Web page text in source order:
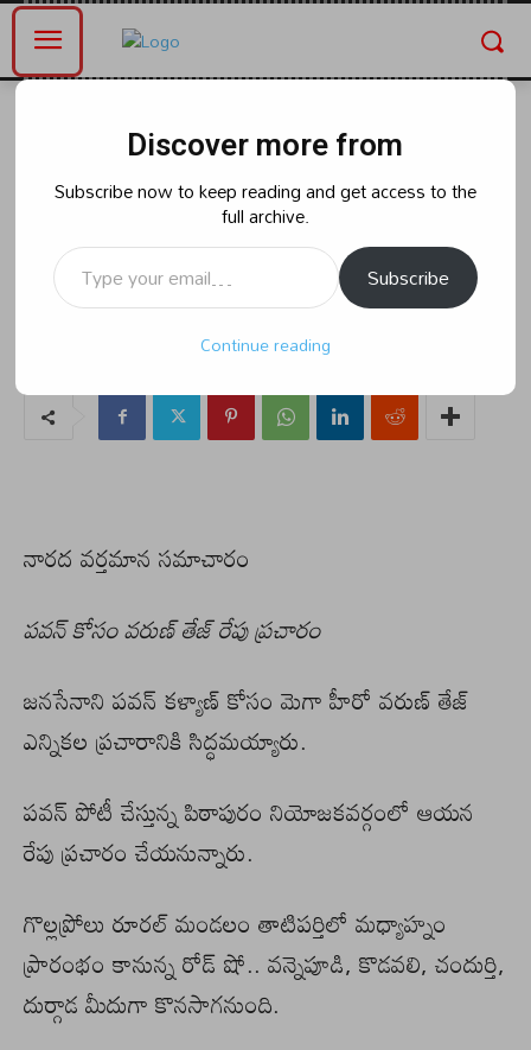
జనసేనాని పవన్ కళ్యాణ్ కోసం మెగా
హీరో వరుణ్ తేజ్ ఎన్నికల ప్రచారానికి
సిద్ధమయ్యారు.
Saturday, April 27, 2024 3:23 am
నారద వర్తమాన సమాచారం
పవన్ కోసం వరుణ్ తేజ్ రేపు ప్రచారం
జనసేనాని పవన్ కళ్యాణ్ కోసం మెగా హీరో వరుణ్ తేజ్
ఎన్నికల ప్రచారానికి సిద్ధమయ్యారు.
పవన్ పోటీ చేస్తున్న పిఠాపురం నియోజకవర్గంలో ఆయన
రేపు ప్రచారం చేయనున్నారు.
గొల్లప్రోలు రూరల్ మండలం తాటిపర్తిలో మధ్యాహ్నం
ప్రారంభం కానున్న రోడ్ షో.. వన్నెపూడి, కొడవలి, చందుర్తి,
దుర్గాడ మీదుగా కొనసాగనుంది.
Discover more from
Subscribe now to keep reading and get access to the
full archive.
Type your email…
Subscribe
Continue reading